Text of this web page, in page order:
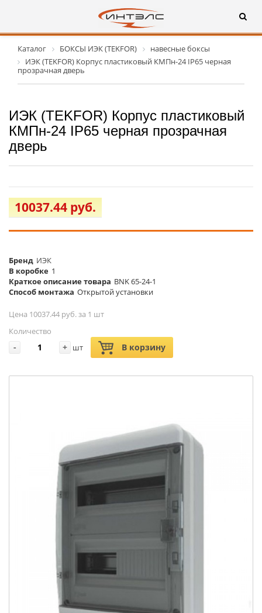
Каталог БОКСЫ ИЭК (TEKFOR)
навесные боксы
ИЭК (TEKFOR) Корпус пластиковый КМПн-24 IP65 черная
прозрачная дверь
ИЭК (TEKFOR) Корпус пластиковый
КМПн-24 IP65 черная прозрачная
дверь
10037.44 руб.
Бренд ИЭК
В коробке 1
Краткое описание товара BNK 65-24-1
Способ монтажа Открытой установки
Цена 10037.44 руб. за 1 шт
Количество
- + шт В корзину